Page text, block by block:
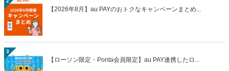
【2026年8月】au PAYのおトクなキャンペーンまとめ...
3
【ローソン限定・Ponta会員限定】au PAY連携したロ...